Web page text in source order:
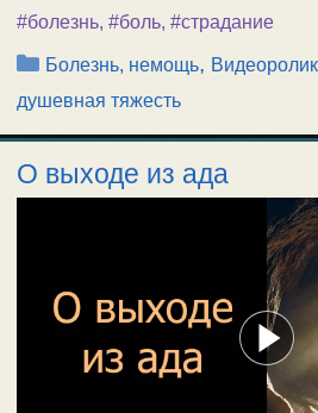
#болезнь, #боль, #страдание
Рубрики
Болезнь, немощь,
душевная тяжесть
О выходе из ада